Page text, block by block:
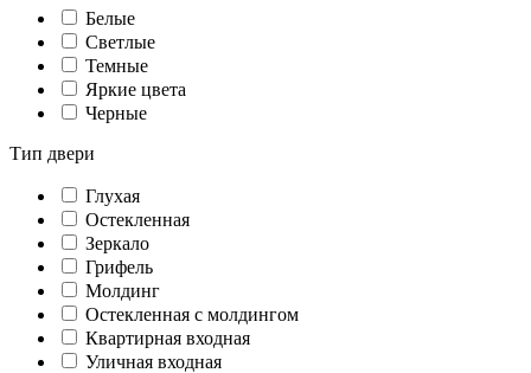
Белые
Светлые
Темные
Яркие цвета
Черные
Тип двери
Глухая
Остекленная
Зеркало
Грифель
Молдинг
Остекленная с молдингом
Квартирная входная
Уличная входная